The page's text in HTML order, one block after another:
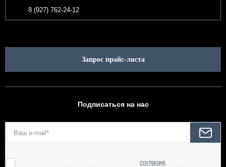
8 (927) 762-24-12
Запрос прайс-листа
Подписаться на нас
согласие